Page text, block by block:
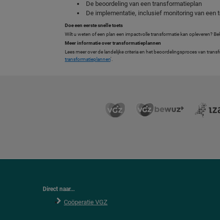
De beoordeling van een transformatieplan
De implementatie, inclusief monitoring van een
Doe een eerste snelle toets
Wilt u weten of een plan een impactvolle transformatie kan opleveren?
Meer informatie over transformatieplannen
Lees meer over de landelijke criteria en het beoordelingsproces van
transformatieplannen'.
Direct naar...
Coöperatie VGZ